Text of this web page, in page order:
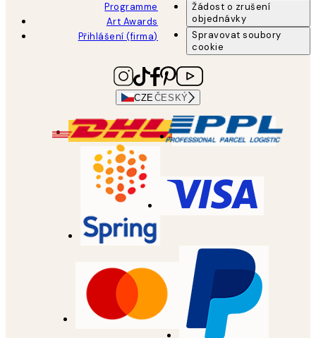
Programme
Art Awards
Přihlášení (firma)
Žádost o zrušení
objednávky
Spravovat soubory
cookie
CZE ČESKÝ